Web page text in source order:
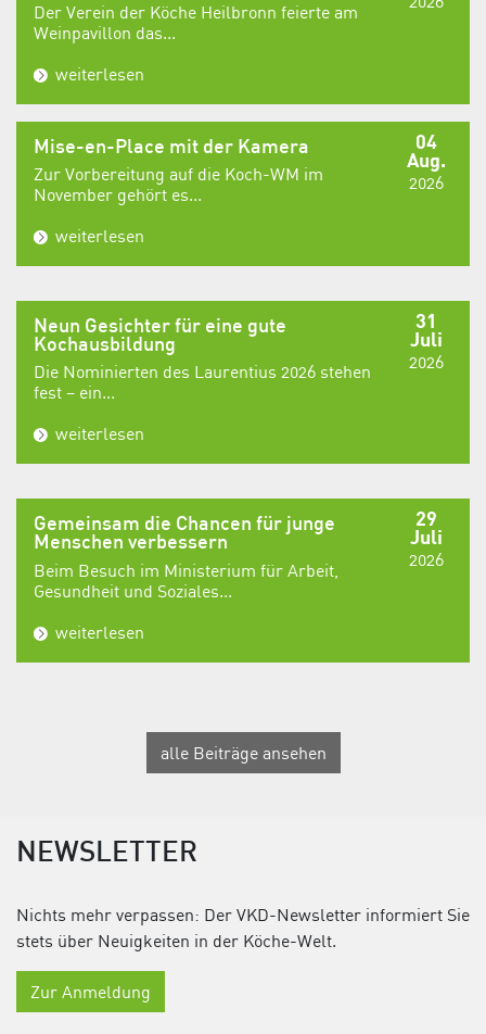
Der Verein der Köche Heilbronn feierte am
Weinpavillon das...
weiterlesen
04
Aug.
2026
Mise-en-Place mit der Kamera
Zur Vorbereitung auf die Koch-WM im
November gehört es...
weiterlesen
31
Juli
2026
Neun Gesichter für eine gute
Kochausbildung
Die Nominierten des Laurentius 2026 stehen
fest – ein...
weiterlesen
29
Juli
2026
Gemeinsam die Chancen für junge
Menschen verbessern
Beim Besuch im Ministerium für Arbeit,
Gesundheit und Soziales...
weiterlesen
alle Beiträge ansehen
NEWSLETTER
Nichts mehr verpassen: Der VKD-Newsletter informiert Sie
stets über Neuigkeiten in der Köche-Welt.
Zur Anmeldung